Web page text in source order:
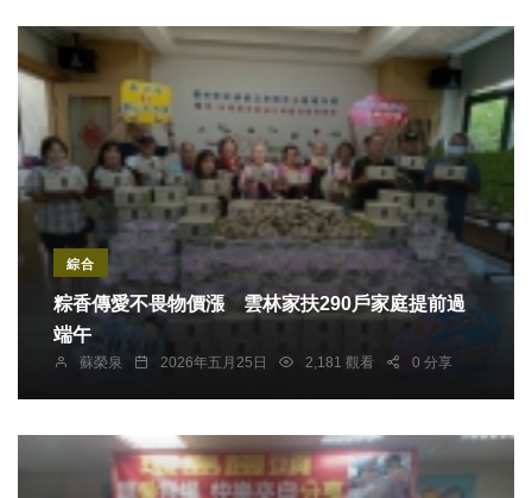
綜合
粽香傳愛不畏物價漲 雲林家扶290戶家庭提前過
端午
蘇榮泉 2026年五月25日 2,181 觀看 0 分享